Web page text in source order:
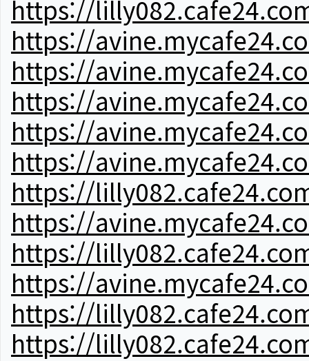
https://
https://
https://
https://
https://
https://
https://
https://
https://
https://
https://
https://